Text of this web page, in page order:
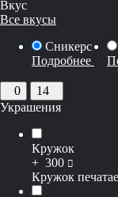
Вкус
Все вкусы
Сникерс
Подробнее
0
14
Украшения
Кружок
+ 300 руб
Кружок